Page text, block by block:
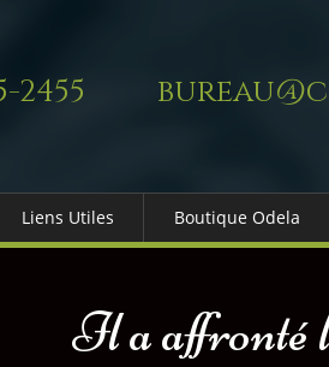
2455
Liens Utiles
Services Gouv. et Autres
Boutique Odela
Il a affronté